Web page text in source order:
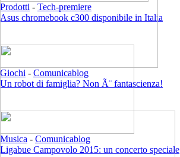
Prodotti - Tech-premiere
Asus chromebook c300 disponibile in Italia
Giochi - Comunicablog
Un robot di famiglia? Non Ã¨ fantascienza!
Musica - Comunicablog
Ligabue Campovolo 2015: un concerto speciale